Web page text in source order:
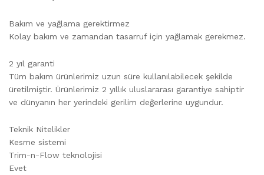
Bakım ve yağlama gerektirmez
Kolay bakım ve zamandan tasarruf için yağlamak gerekmez.
2 yıl garanti
Tüm bakım ürünlerimiz uzun süre kullanılabilecek şekilde
üretilmiştir. Ürünlerimiz 2 yıllık uluslararası garantiye sahiptir
ve dünyanın her yerindeki gerilim değerlerine uygundur.
Teknik Nitelikler
Kesme sistemi
Trim-n-Flow teknolojisi
Evet